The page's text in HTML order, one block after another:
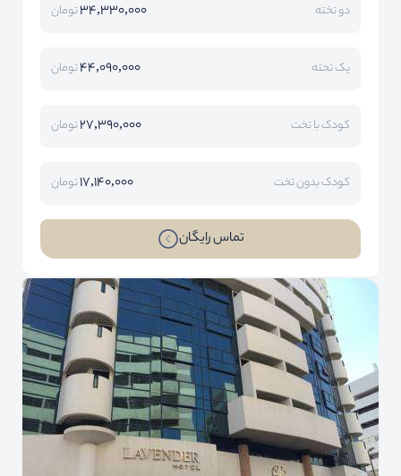
دو تخته 34,330,000تومان
یک تخته 44,090,000تومان
کودک با تخت 27,390,000تومان
کودک بدون تخت 17,140,000تومان
تماس رایگان